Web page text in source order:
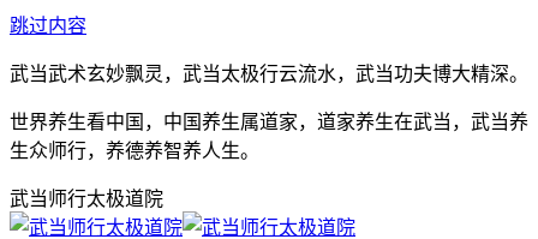
跳过内容
武当武术玄妙飘灵，武当太极行云流水，武当功夫博大精深。
世界养生看中国，中国养生属道家，道家养生在武当，武当养
生众师行，养德养智养人生。
武当师行太极道院